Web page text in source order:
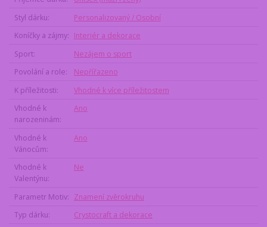
Styl dárku
Personalizovaný / Osobní
Koníčky a zájmy
Interiér a dekorace
Sport
Nezájem o sport
Povolání a role
Nepřířazeno
K příležitosti
Vhodné k více příležitostem
Vhodné k
narozeninám
Ano
Vhodné k
Vánocům
Ano
Vhodné k
Valentýnu
Ne
Parametr Motiv
Znamení zvěrokruhu
Typ dárku
Crystocraft a dekorace